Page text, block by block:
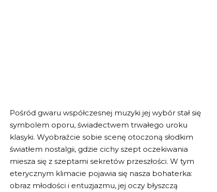
Pośród gwaru współczesnej muzyki jej wybór stał się
symbolem oporu, świadectwem trwałego uroku
klasyki. Wyobraźcie sobie scenę otoczoną słodkim
światłem nostalgii, gdzie cichy szept oczekiwania
miesza się z szeptami sekretów przeszłości. W tym
eterycznym klimacie pojawia się nasza bohaterka:
obraz młodości i entuzjazmu, jej oczy błyszczą